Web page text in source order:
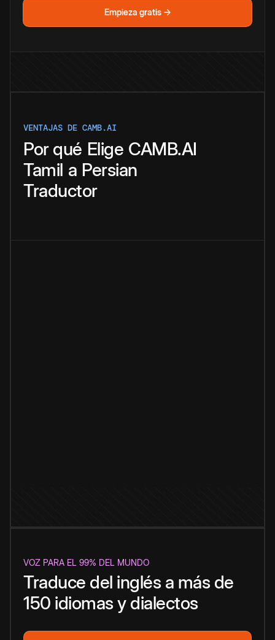
Empieza gratis →
VENTAJAS DE CAMB.AI
Por qué Elige CAMB.AI
Tamil a Persian
Traductor
VOZ PARA EL 99% DEL MUNDO
Traduce del inglés a más de
150 idiomas y dialectos